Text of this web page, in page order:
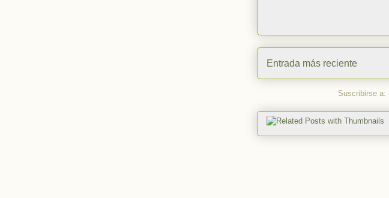
Entrada más reciente
Suscribirse a: